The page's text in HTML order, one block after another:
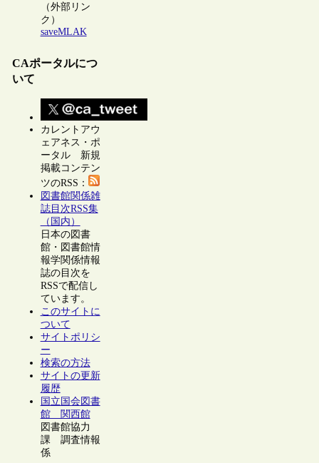
（外部リン
ク）
saveMLAK
CAポータルにつ
いて
カレントアウ
ェアネス・ポ
ータル 新規
掲載コンテン
ツのRSS：
図書館関係雑
誌目次RSS集
（国内）
日本の図書
館・図書館情
報学関係情報
誌の目次を
RSSで配信し
ています。
このサイトに
ついて
サイトポリシ
ー
検索の方法
サイトの更新
履歴
国立国会図書
館 関西館
図書館協力
課 調査情報
係